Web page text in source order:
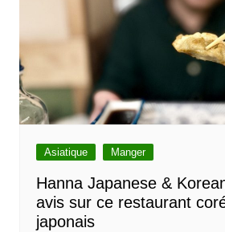
Asiatique Manger
Hanna Japanese &
avis sur ce restaurant
japonais